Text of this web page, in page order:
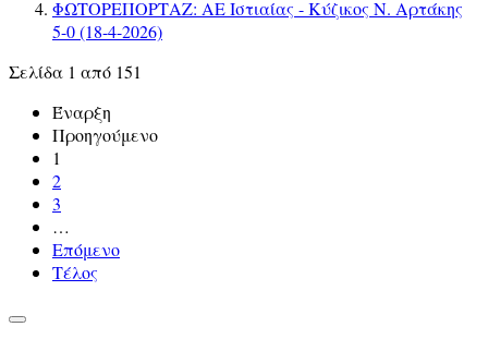
ΦΩΤΟΡΕΠΟΡΤΑΖ: ΑΕ Ιστιαίας - Κύζικος Ν. Αρτάκης
5-0 (18-4-2026)
Σελίδα 1 από 151
Έναρξη
Προηγούμενο
1
2
3
…
Επόμενο
Τέλος